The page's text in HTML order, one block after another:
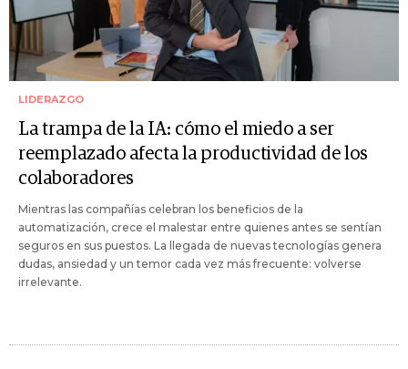
LIDERAZGO
La trampa de la IA: cómo el miedo a ser
reemplazado afecta la productividad de los
colaboradores
Mientras las compañías celebran los beneficios de la
automatización, crece el malestar entre quienes antes se sentían
seguros en sus puestos. La llegada de nuevas tecnologías genera
dudas, ansiedad y un temor cada vez más frecuente: volverse
irrelevante.